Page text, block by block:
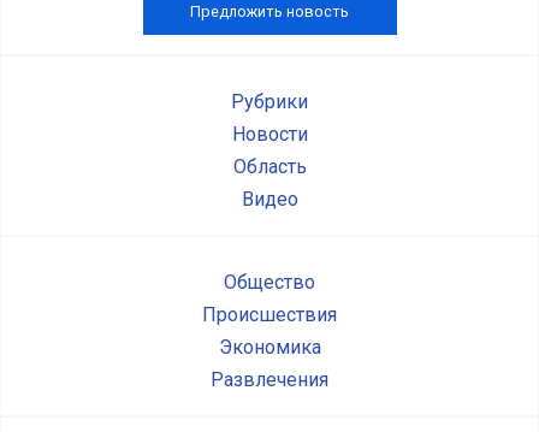
Предложить новость
Рубрики
Новости
Область
Видео
Общество
Происшествия
Экономика
Развлечения